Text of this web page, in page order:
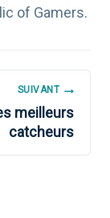
of Gamers.
SUIVANT
meilleurs
catcheurs